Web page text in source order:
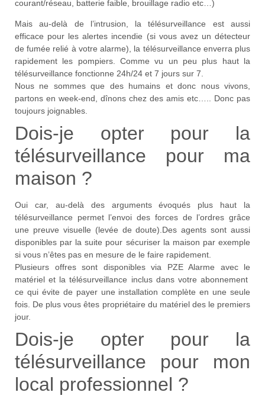
courant/réseau, batterie faible, brouillage radio etc…)
Mais au-delà de l’intrusion, la télésurveillance est aussi
efficace pour les alertes incendie (si vous avez un détecteur
de fumée relié à votre alarme), la télésurveillance enverra plus
rapidement les pompiers. Comme vu un peu plus haut la
télésurveillance fonctionne 24h/24 et 7 jours sur 7.
Nous ne sommes que des humains et donc nous vivons,
partons en week-end, dînons chez des amis etc….. Donc pas
toujours joignables.
Dois-je opter pour la
télésurveillance pour ma
maison ?
Oui car, au-delà des arguments évoqués plus haut la
télésurveillance permet l’envoi des forces de l’ordres grâce
une preuve visuelle (levée de doute).Des agents sont aussi
disponibles par la suite pour sécuriser la maison par exemple
si vous n’êtes pas en mesure de le faire rapidement.
Plusieurs offres sont disponibles via PZE Alarme avec le
matériel et la télésurveillance inclus dans votre abonnement
ce qui évite de payer une installation complète en une seule
fois. De plus vous êtes propriétaire du matériel des le premiers
jour.
Dois-je opter pour la
télésurveillance pour mon
local professionnel ?